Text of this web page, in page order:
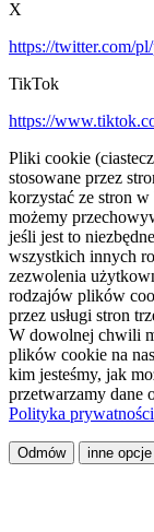
X
https://twitter.com/
TikTok
https://
Pliki cookie
stosowane przez
korzystać ze stron
możemy
jeśli jest to
wszystkich innych
zezwolenia
rodzajów plików
przez usługi stron
W dowolnej chwili
plików cookie na
kim jesteśmy, jak
przetwarzamy dane
Polityka prywatności
Odmów inne opcje